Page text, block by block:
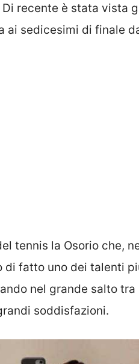
recente è stata vista
ai sedicesimi di finale
tennis la Osorio che,
di fatto uno dei talenti
nel grande salto
soddisfazioni.